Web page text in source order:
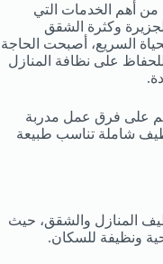
من أهم الخدمات التي
وكثرة الشقق
السريع، أصبحت الحاجة
على نظافة المنازل
على فرق عمل مدربة
شاملة تناسب طبيعة
المنازل والشقق، حيث
ونظيفة للسكان.